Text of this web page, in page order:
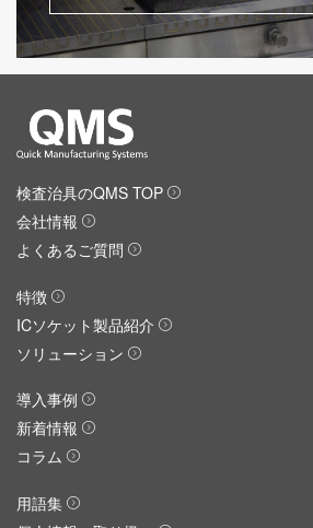
検査治具のQMS TOP
会社情報
よくあるご質問
特徴
ICソケット製品紹介
ソリューション
導入事例
新着情報
コラム
用語集